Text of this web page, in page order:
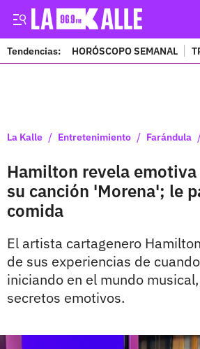
Tendencias: HORÓSCOPO SEMANAL
La Kalle / Entretenimiento / Farándula
Hamilton revela
su canción 'Morena'; le
comida
El artista cartagenero
de sus experiencias de
iniciando en el mundo
secretos emotivos.